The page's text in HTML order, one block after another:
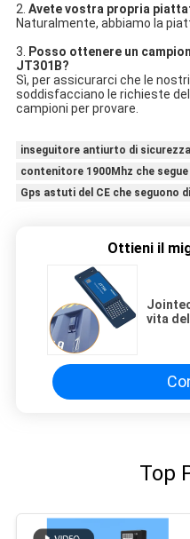
2. Avete vostra propria
Naturalmente, abbiamo la
3.
Posso ottenere un
JT301B?
Sì, per assicurarci che le
soddisfacciano le richieste
campioni per provare.
inseguitore antiurto di
contenitore 1900Mhz che
Gps astuti del CE che seguono
Ottieni il
vita
Top